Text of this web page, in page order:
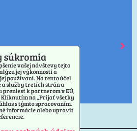
súkromia
vašej návštevy tejto
jej výkonnosti a
používaní. Na tento účel
a služby tretích strán a
preniesť k partnerom v EÚ,
na „Prijať všetky
s týmto spracovaním.
informácie alebo upraviť